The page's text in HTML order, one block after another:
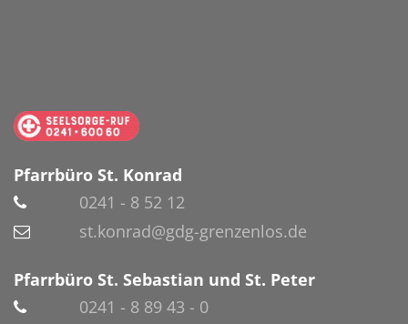
Pfarrbüro St. Konrad
0241 - 8 52 12
st.konrad@gdg-grenzenlos.de
Pfarrbüro St. Sebastian und St. Peter
0241 - 8 89 43 - 0